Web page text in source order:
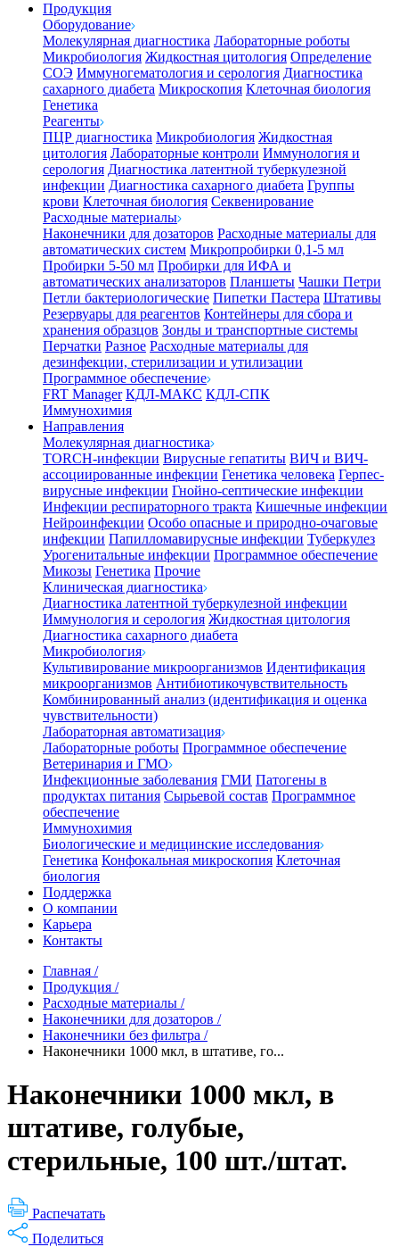
Продукция
Оборудование
Молекулярная диагностика Лабораторные роботы
Микробиология Жидкостная цитология Определение
СОЭ Иммуногематология и серология Диагностика
сахарного диабета Микроскопия Клеточная биология
Генетика
Реагенты
ПЦР диагностика Микробиология Жидкостная
цитология Лабораторные контроли Иммунология и
серология Диагностика латентной туберкулезной
инфекции Диагностика сахарного диабета Группы
крови Клеточная биология Секвенирование
Расходные материалы
Наконечники для дозаторов Расходные материалы для
автоматических систем Микропробирки 0,1-5 мл
Пробирки 5-50 мл Пробирки для ИФА и
автоматических анализаторов Планшеты Чашки Петри
Петли бактериологические Пипетки Пастера Штативы
Резервуары для реагентов Контейнеры для сбора и
хранения образцов Зонды и транспортные системы
Перчатки Разное Расходные материалы для
дезинфекции, стерилизации и утилизации
Программное обеспечение
FRT Manager КДЛ-МАКС КДЛ-СПК
Иммунохимия
Направления
Молекулярная диагностика
TORCH-инфекции Вирусные гепатиты ВИЧ и ВИЧ-
ассоциированные инфекции Генетика человека Герпес-
вирусные инфекции Гнойно-септические инфекции
Инфекции респираторного тракта Кишечные инфекции
Нейроинфекции Особо опасные и природно-очаговые
инфекции Папилломавирусные инфекции Туберкулез
Урогенитальные инфекции Программное обеспечение
Микозы Генетика Прочие
Клиническая диагностика
Диагностика латентной туберкулезной инфекции
Иммунология и серология Жидкостная цитология
Диагностика сахарного диабета
Микробиология
Культивирование микроорганизмов Идентификация
микроорганизмов Антибиотикочувствительность
Комбинированный анализ (идентификация и оценка
чувствительности)
Лабораторная автоматизация
Лабораторные роботы Программное обеспечение
Ветеринария и ГМО
Инфекционные заболевания ГМИ Патогены в
продуктах питания Сырьевой состав Программное
обеспечение
Иммунохимия
Биологические и медицинские исследования
Генетика Конфокальная микроскопия Клеточная
биология
Поддержка
О компании
Карьера
Контакты
Главная /
Продукция /
Расходные материалы /
Наконечники для дозаторов /
Наконечники без фильтра /
Наконечники 1000 мкл, в штативе, го...
Наконечники 1000 мкл, в
штативе, голубые,
стерильные, 100 шт./штат.
Распечатать
Поделиться